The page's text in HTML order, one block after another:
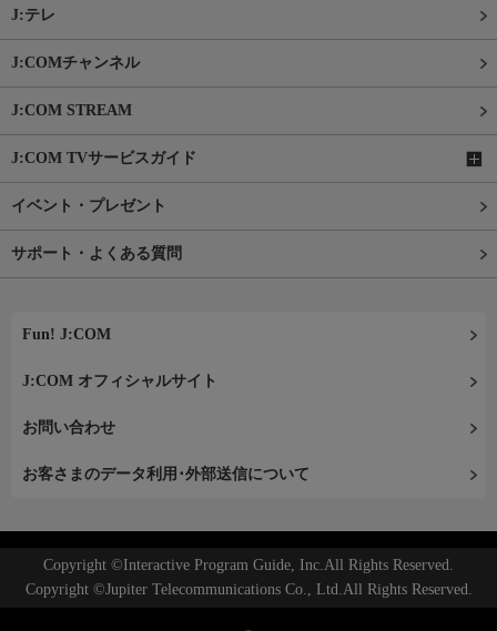
J:テレ
J:COMチャンネル
J:COM STREAM
J:COM TVサービスガイド
イベント・プレゼント
サポート・よくある質問
Fun! J:COM
J:COM オフィシャルサイト
お問い合わせ
お客さまのデータ利用･外部送信について
Copyright ©Interactive Program Guide, Inc.All Rights Reserved.
Copyright ©Jupiter Telecommunications Co., Ltd.All Rights Reserved.